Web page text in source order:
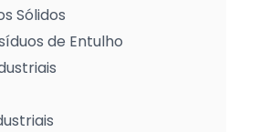
Sólidos
de Entulho